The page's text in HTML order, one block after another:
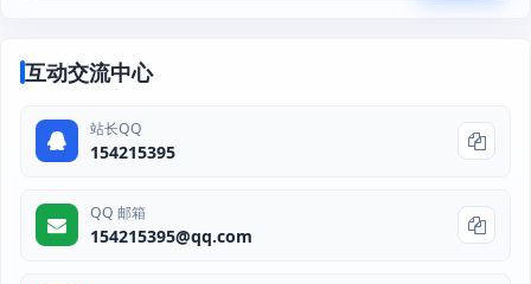
互动交流中心
站长QQ
154215395
QQ 邮箱
154215395@qq.com